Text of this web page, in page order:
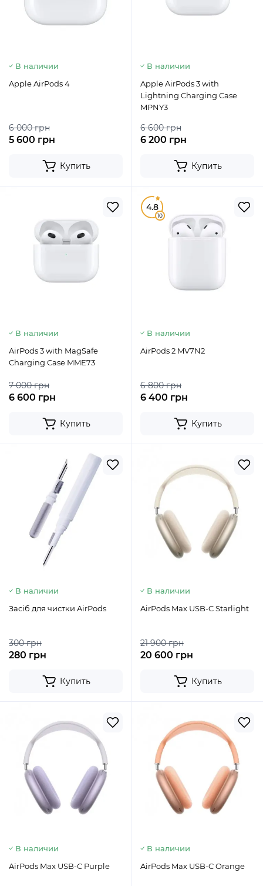
В наличии
Apple AirPods 4
6 000 грн
5 600 грн
Купить
В наличии
Apple AirPods 3 with
Lightning Charging Case
MPNY3
6 600 грн
6 200 грн
Купить
В наличии
AirPods 3 with MagSafe
Charging Case MME73
7 000 грн
6 600 грн
Купить
4.8
10
В наличии
AirPods 2 MV7N2
6 800 грн
6 400 грн
Купить
В наличии
Засіб для чистки AirPods
300 грн
280 грн
Купить
В наличии
AirPods Max USB-C Starlight
21 900 грн
20 600 грн
Купить
В наличии
AirPods Max USB-C Purple
В наличии
AirPods Max USB-C Orange